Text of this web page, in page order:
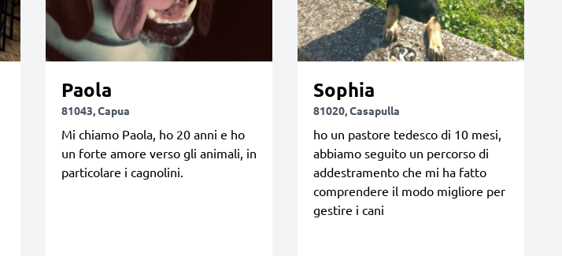
Paola
81043, Capua
Mi chiamo Paola, ho 20 anni e ho
un forte amore verso gli animali, in
particolare i cagnolini.
Sophia
81020, Casapulla
ho un pastore tedesco di 10 mesi,
abbiamo seguito un percorso di
addestramento che mi ha fatto
comprendere il modo migliore per
gestire i cani